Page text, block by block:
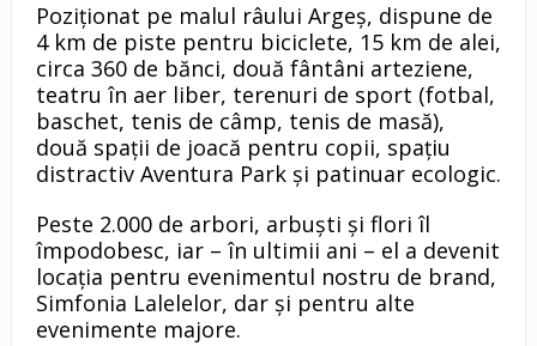
Poziționat pe malul râului Argeș, dispune de
4 km de piste pentru biciclete, 15 km de alei,
circa 360 de bănci, două fântâni arteziene,
teatru în aer liber, terenuri de sport (fotbal,
baschet, tenis de câmp, tenis de masă),
două spații de joacă pentru copii, spațiu
distractiv Aventura Park și patinuar ecologic.
Peste 2.000 de arbori, arbuşti și flori îl
împodobesc, iar – în ultimii ani – el a devenit
locația pentru evenimentul nostru de brand,
Simfonia Lalelelor, dar și pentru alte
evenimente majore.